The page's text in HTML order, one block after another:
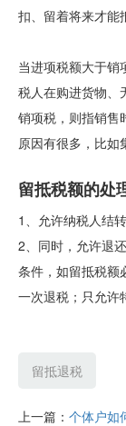
扣、留着将来才能
当进项税额大于销
税人在购进货物、
销项税，则指销售
原因有很多，比如
留抵税额的处
1、允许纳税人结
2、同时，允许退
条件，如留抵税额
一次退税；只允许
留抵退税
上一篇： 个体户如